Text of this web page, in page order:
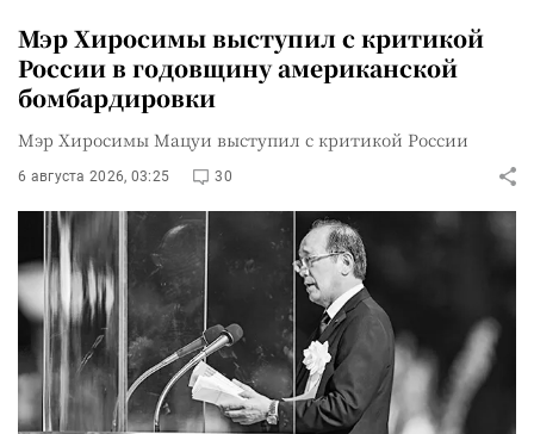
Мэр Хиросимы выступил с критикой
России в годовщину американской
бомбардировки
Мэр Хиросимы Мацуи выступил с критикой России
6 августа 2026, 03:25 30